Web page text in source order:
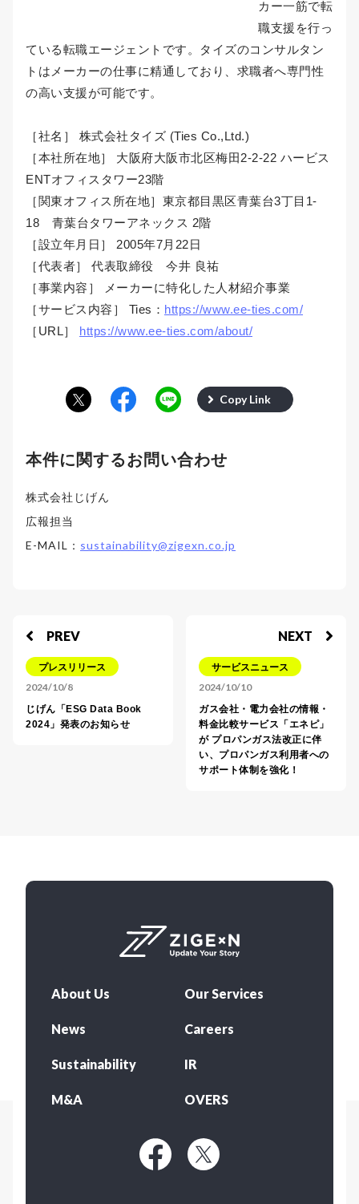
カー一筋で転
職支援を行っ
ている転職エージェントです。タイズのコンサルタン
トはメーカーの仕事に精通しており、求職者へ専門性
の高い支援が可能です。
［社名］ 株式会社タイズ (Ties Co.,Ltd.)
［本社所在地］ 大阪府大阪市北区梅田2-2-22 ハービス
ENTオフィスタワー23階
［関東オフィス所在地］東京都目黒区青葉台3丁目1-
18 青葉台タワーアネックス 2階
［設立年月日］ 2005年7月22日
［代表者］ 代表取締役 今井 良祐
［事業内容］ メーカーに特化した人材紹介事業
［サービス内容］ Ties： https://www.ee-ties.com/
［URL］ https://www.ee-ties.com/about/
Copy Link
本件に関するお問い合わせ
株式会社じげん
広報担当
E-MAIL： sustainability@zigexn.co.jp
PREV
プレスリリース
2024/10/8
じげん「ESG Data Book
2024」発表のお知らせ
NEXT
サービスニュース
2024/10/10
ガス会社・電力会社の情報・
料⾦⽐較サービス「エネピ」
が プロパンガス法改正に伴
い、プロパンガス利用者への
サポート体制を強化！
About Us Our Services
News Careers
Sustainability IR
M&A OVERS